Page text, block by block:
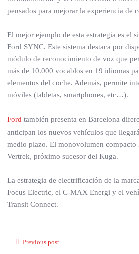
pensados para mejorar la experiencia de
El mejor ejemplo de esta estrategia es el
Ford SYNC. Este sistema destaca por
módulo de reconocimiento de voz que
más de 10.000 vocablos en 19 idiomas
elementos del coche. Además, permite
móviles (tabletas, smartphones, etc…).
Ford también presenta en Barcelona
anticipan los nuevos vehículos que
medio plazo. El monovolumen
Vertrek, próximo sucesor del Kuga.
La estrategia de electrificación de la
Focus Electric, el C-MAX Energi y el
Transit Connect.
Previous post